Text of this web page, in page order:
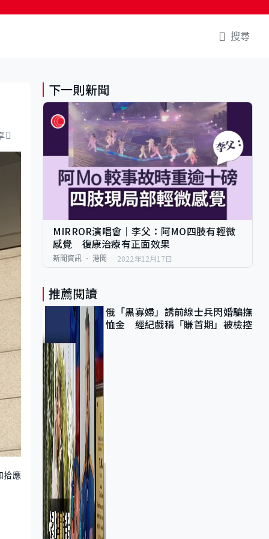
搜尋
拾應
下一則新聞
MIRROR演唱會｜李父：阿MO四肢有輕微
感覺 復康治療有正面效果
新聞資訊 港聞 2022年12月17日
推薦閱讀
俄「黑寡婦」誘前線士兵閃婚騙撫
恤金 經紀戲稱「賺首期」被檢控